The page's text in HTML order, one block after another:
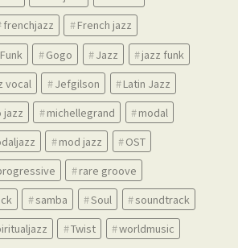
frenchjazz
French jazz
Funk Gogo Jazz
jazz funk
vocal Jefgilson
Latin Jazz
jazz michellegrand
modal
mod jazz
OST
rare groove
samba Soul
soundtrack
Twist
worldmusic